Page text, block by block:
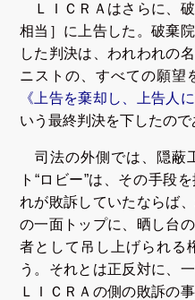
ＬＩＣＲＡはさらに、
相当］に上告した。破棄
した判決は、われわれの
ニストの、すべての願望
《上告を棄却し、上告人
いう最終判決を下したので
司法の外側では、隠蔽
ト“ロビー”は、その手段
れが敗訴していたならば
の一面トップに、晒し台
者として吊し上げられる
う。それとは正反対に、
ＬＩＣＲＡの側の敗訴の